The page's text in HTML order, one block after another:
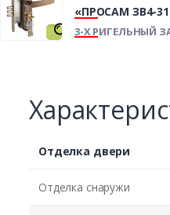
«ПРОСАМ ЗВ4-
3-Х РИГЕЛЬНЫЙ
Отделка двери
Отделка снаружи